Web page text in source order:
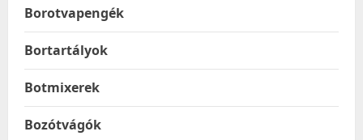
Borotvapengék
Bortartályok
Botmixerek
Bozótvágók